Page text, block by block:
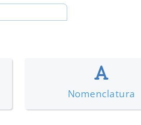
Nomenclatura